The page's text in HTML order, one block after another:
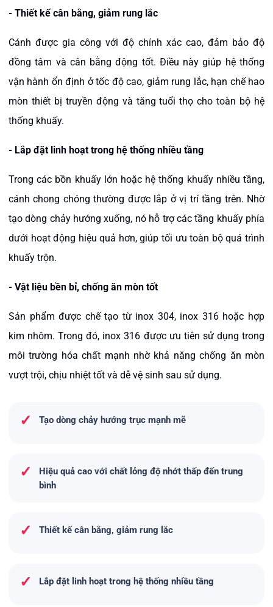
- Thiết kế cân bằng, giảm rung lắc
Cánh được gia công với độ chính xác cao, đảm bảo độ
đồng tâm và cân bằng động tốt. Điều này giúp hệ thống
vận hành ổn định ở tốc độ cao, giảm rung lắc, hạn chế hao
mòn thiết bị truyền động và tăng tuổi thọ cho toàn bộ hệ
thống khuấy.
- Lắp đặt linh hoạt trong hệ thống nhiều tầng
Trong các bồn khuấy lớn hoặc hệ thống khuấy nhiều tầng,
cánh chong chóng thường được lắp ở vị trí tầng trên. Nhờ
tạo dòng chảy hướng xuống, nó hỗ trợ các tầng khuấy phía
dưới hoạt động hiệu quả hơn, giúp tối ưu toàn bộ quá trình
khuấy trộn.
- Vật liệu bền bỉ, chống ăn mòn tốt
Sản phẩm được chế tạo từ inox 304, inox 316 hoặc hợp
kim nhôm. Trong đó, inox 316 được ưu tiên sử dụng trong
môi trường hóa chất mạnh nhờ khả năng chống ăn mòn
vượt trội, chịu nhiệt tốt và dễ vệ sinh sau sử dụng.
✓ Tạo dòng chảy hướng trục mạnh mẽ
✓
Hiệu quả cao với chất lỏng độ nhớt thấp đến trung
bình
✓ Thiết kế cân bằng, giảm rung lắc
✓ Lắp đặt linh hoạt trong hệ thống nhiều tầng